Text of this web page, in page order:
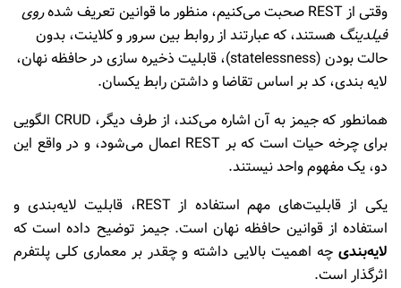
وقتی از REST صحبت می‌کنیم، منظور ما قوانین تعریف شده
روی
فیلدینگ هستند، که عبارتند از روابط بین سرور و کلاینت، بدون
حالت بودن (statelessness)، قابلیت ذخیره سازی در حافظه نهان،
لایه بندی، کد بر اساس تقاضا و داشتن رابط یکسان.
همانطور که جیمز به آن اشاره می‌کند، از طرف دیگر، CRUD الگویی
برای چرخه حیات است که بر REST اعمال می‌شود، و در واقع این
دو، یک مفهوم واحد نیستند.
یکی از قابلیت‌های مهم استفاده از REST، قابلیت لایه‌بندی و
استفاده از قوانین حافظه نهان است. جیمز توضیح داده است که
لایه‌بندی چه اهمیت بالایی داشته و چقدر بر معماری کلی پلتفرم
اثرگذار است.